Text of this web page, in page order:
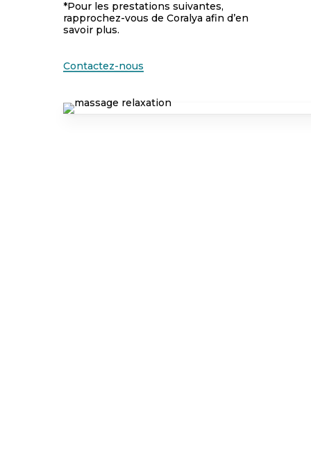
*Pour les prestations suivantes,
rapprochez-vous de Coralya afin d’en
savoir plus.
Contactez-nous